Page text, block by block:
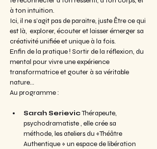
à ton intuition.
Ici, il ne s’agit pas de paraitre, juste Être ce qui
est là,  explorer, écouter et laisser émerger sa
créativité unifiée et unique à la fois.
Enfin de la pratique ! Sortir de la réflexion, du
mental pour vivre une expérience
transformatrice et gouter à sa véritable
nature...
Au programme :
Sarah Serievic Thérapeute,
psychodramatiste , elle crée sa
méthode, les ateliers du «Théâtre
Authentique » un espace de libération